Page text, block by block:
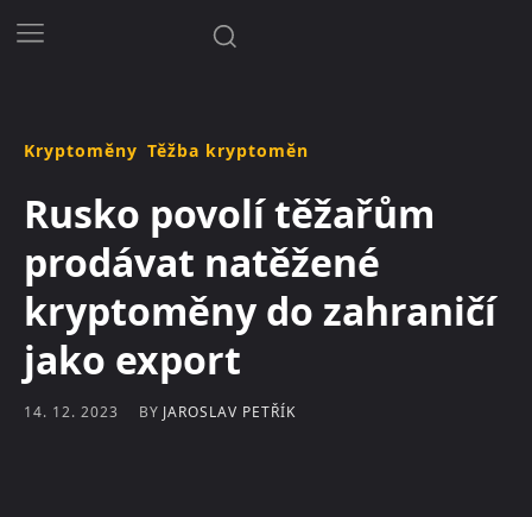
Kryptoměny Těžba kryptoměn
Rusko povolí těžařům
prodávat natěžené
kryptoměny do zahraničí
jako export
14. 12. 2023 BY JAROSLAV PETŘÍK